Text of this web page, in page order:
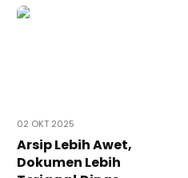
02 OKT 2025
Arsip Lebih Awet,
Dokumen Lebih